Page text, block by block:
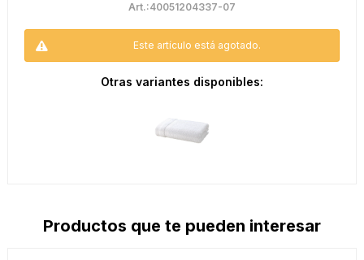
40051204337-07
Este artículo está agotado.
Otras variantes disponibles:
Productos que te pueden interesar